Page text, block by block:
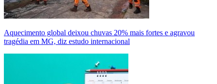
Aquecimento global deixou chuvas 20% mais fortes e agravou
tragédia em MG, diz estudo internacional